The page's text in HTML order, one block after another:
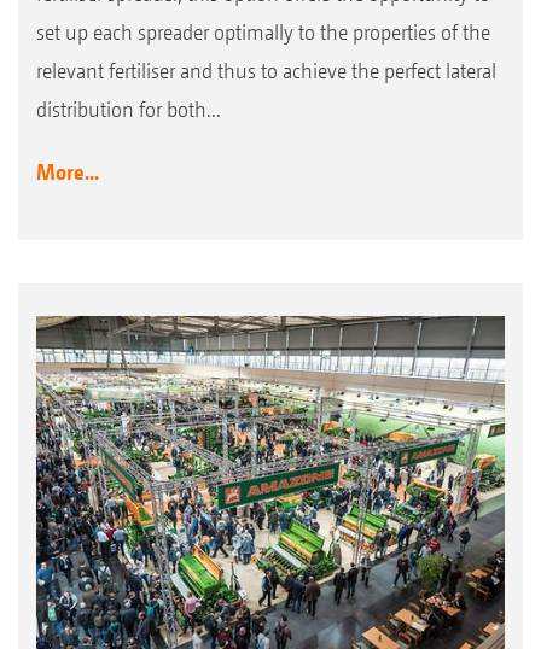
set up each spreader optimally to the properties of the
relevant fertiliser and thus to achieve the perfect lateral
distribution for both...
More...